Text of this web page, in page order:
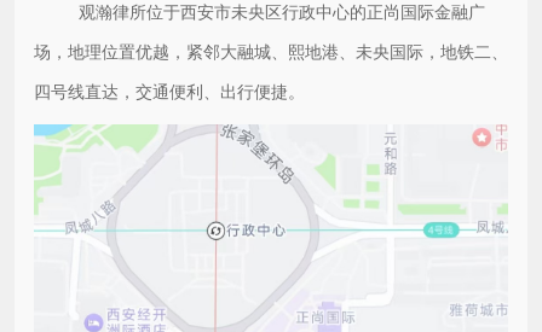
观瀚律所位于西安市未央区行政中心的正尚国际金融广
场，地理位置优越，紧邻大融城、熙地港、未央国际，地铁二、
四号线直达，交通便利、出行便捷。